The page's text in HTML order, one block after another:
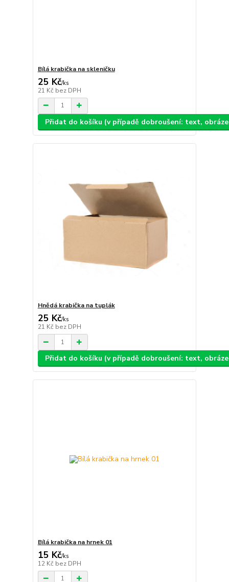
Bílá krabička na skleničku
25 Kč/ks
21 Kč bez DPH
Přidat do košíku (v případě dobroušení: text,
Hnědá krabička na tuplák
25 Kč/ks
21 Kč bez DPH
Přidat do košíku (v případě dobroušení: text,
Bílá krabička na hrnek 01
15 Kč/ks
12 Kč bez DPH